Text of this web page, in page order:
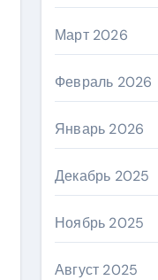
Март 2026
Февраль 2026
Январь 2026
Декабрь 2025
Ноябрь 2025
Август 2025